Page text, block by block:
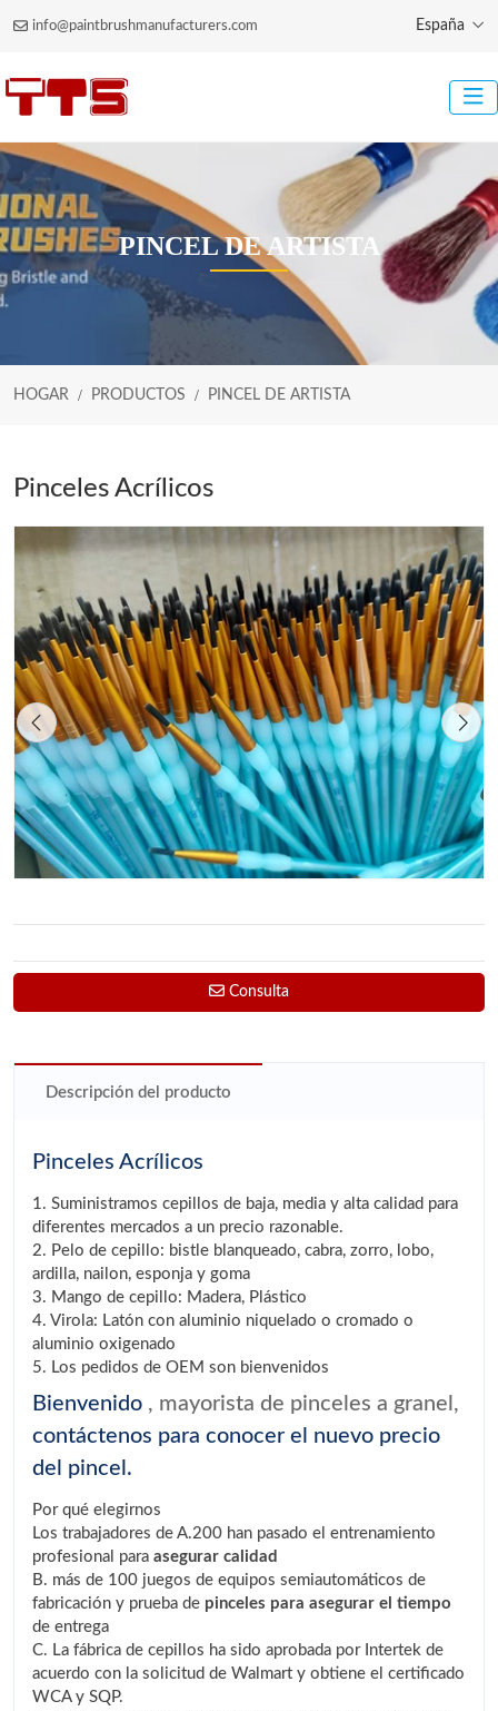
info@paintbrushmanufacturers.com España
PINCEL DE ARTISTA
HOGAR PRODUCTOS PINCEL DE ARTISTA
Pinceles Acrílicos
Consulta
Descripción del producto
Pinceles Acrílicos
1. Suministramos cepillos de baja, media y alta calidad para
diferentes mercados a un precio razonable.
2. Pelo de cepillo: bistle blanqueado, cabra, zorro, lobo,
ardilla, nailon, esponja y goma
3. Mango de cepillo: Madera, Plástico
4. Virola: Latón con aluminio niquelado o cromado o
aluminio oxigenado
5. Los pedidos de OEM son bienvenidos
Bienvenido , mayorista de pinceles a granel,
contáctenos para conocer el nuevo precio
del pincel.
Por qué elegirnos
Los trabajadores de A.200 han pasado el entrenamiento
profesional para asegurar calidad
B. más de 100 juegos de equipos semiautomáticos de
fabricación y prueba de pinceles para asegurar el tiempo
de entrega
C. La fábrica de cepillos ha sido aprobada por Intertek de
acuerdo con la solicitud de Walmart y obtiene el certificado
WCA y SQP.